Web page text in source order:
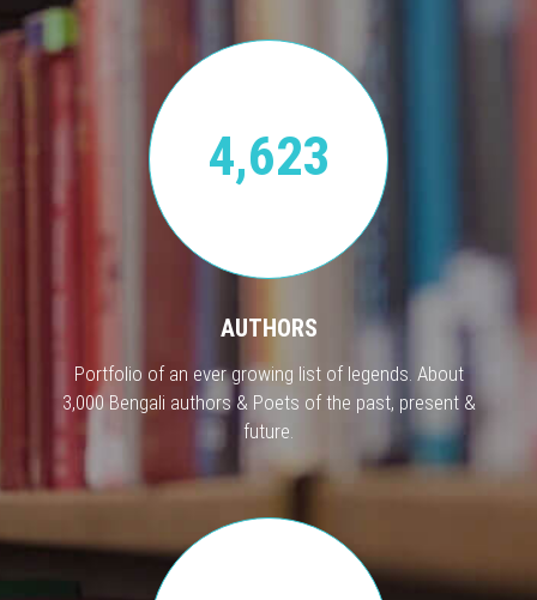
4,623
AUTHORS
Portfolio of an ever growing list of legends. About
3,000 Bengali authors & Poets of the past, present &
future.